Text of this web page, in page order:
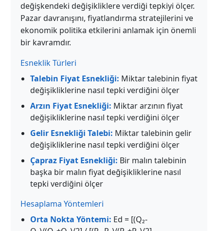
değişkendeki değişikliklere verdiği tepkiyi ölçer.
Pazar davranışını, fiyatlandırma stratejilerini ve
ekonomik politika etkilerini anlamak için önemli
bir kavramdır.
Esneklik Türleri
Talebin Fiyat Esnekliği: Miktar talebinin fiyat
değişikliklerine nasıl tepki verdiğini ölçer
Arzın Fiyat Esnekliği: Miktar arzının fiyat
değişikliklerine nasıl tepki verdiğini ölçer
Gelir Esnekliği Talebi: Miktar talebinin gelir
değişikliklerine nasıl tepki verdiğini ölçer
Çapraz Fiyat Esnekliği: Bir malın talebinin
başka bir malın fiyat değişikliklerine nasıl
tepki verdiğini ölçer
Hesaplama Yöntemleri
Orta Nokta Yöntemi: Ed = [(Q₂-